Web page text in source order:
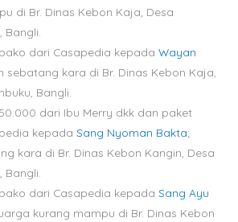
di Br. Dinas Kebon Kaja, Desa
Bangli.
dari Casapedia kepada Wayan
sebatang kara di Br. Dinas Kebon Kaja,
Bangli.
dari Ibu Merry dkk dan paket
kepada Sang Nyoman Bakta;
kara di Br. Dinas Kebon Kangin, Desa
Bangli.
dari Casapedia kepada Sang Ayu
kurang mampu di Br. Dinas Kebon